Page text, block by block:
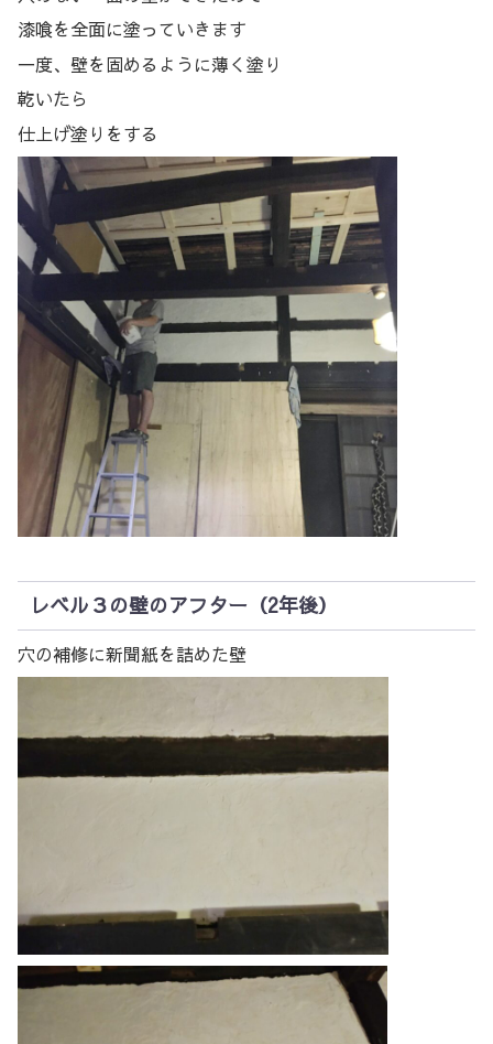
漆喰を全面に塗っていきます
一度、壁を固めるように薄く塗り
乾いたら
仕上げ塗りをする
レベル３の壁のアフター（2年後）
穴の補修に新聞紙を詰めた壁